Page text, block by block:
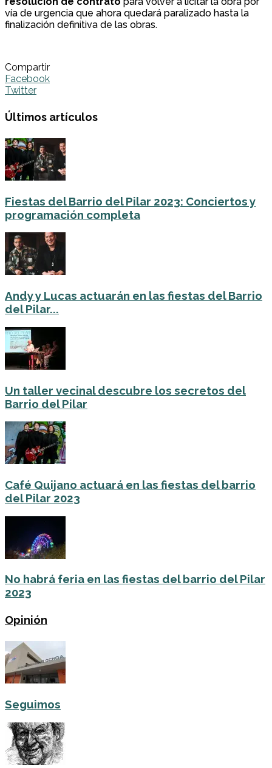
vía de urgencia que ahora quedará paralizado hasta la
finalización definitiva de las obras.
Compartir
Facebook
Twitter
Últimos artículos
Fiestas del Barrio del Pilar 2023: Conciertos y
programación completa
Andy y Lucas actuarán en las fiestas del Barrio
del Pilar...
Un taller vecinal descubre los secretos del
Barrio del Pilar
Café Quijano actuará en las fiestas del barrio
del Pilar 2023
No habrá feria en las fiestas del barrio del Pilar
2023
Opinión
Seguimos